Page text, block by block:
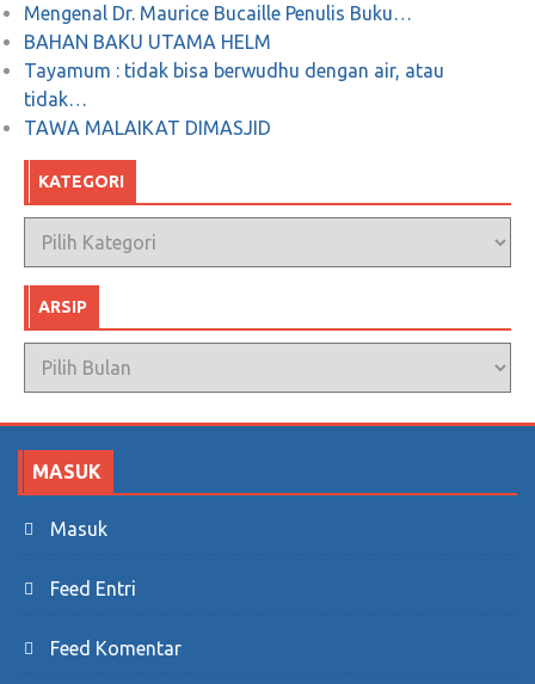
Mengenal Dr. Maurice Bucaille Penulis Buku…
BAHAN BAKU UTAMA HELM
Tayamum : tidak bisa berwudhu dengan air, atau
tidak…
TAWA MALAIKAT DIMASJID
KATEGORI
Kategori
ARSIP
Arsip
MASUK
Masuk
Feed Entri
Feed Komentar